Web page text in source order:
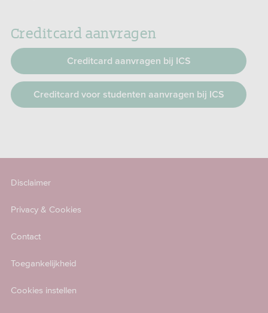
Creditcard aanvragen
Creditcard aanvragen bij ICS
Creditcard voor studenten aanvragen bij ICS
Disclaimer
Privacy & Cookies
Contact
Toegankelijkheid
Cookies instellen